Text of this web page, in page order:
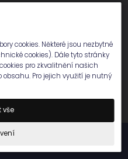
s.r.o., All Rights Reserved
cookies. Některé jsou nezbytné
cookies). Dále tyto stránky
pro zkvalitnění našich
obsahu. Pro jejich využití je nutný
vše